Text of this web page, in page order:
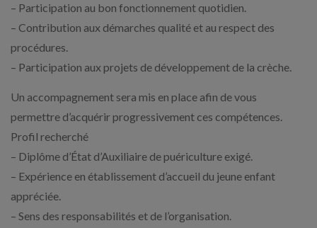
– Participation au bon fonctionnement quotidien.
– Contribution aux démarches qualité et au respect des
procédures.
– Participation aux projets de développement de la crèche.
Un accompagnement sera mis en place afin de vous
permettre d’acquérir progressivement ces compétences.
Profil recherché
– Diplôme d’État d’Auxiliaire de puériculture exigé.
– Expérience en établissement d’accueil du jeune enfant
appréciée.
– Sens des responsabilités et de l’organisation.